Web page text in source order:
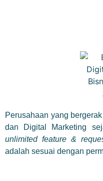
Perusahaan yang
dan Digital Marketing
unlimited feature &
adalah sesuai dengan